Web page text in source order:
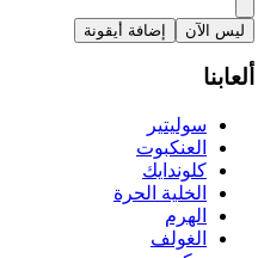
ليس الآن إضافة أيقونة
ألعابنا
سوليتير
العنكبوت
كلوندايك
الخلية الحرة
الهرم
الغولف